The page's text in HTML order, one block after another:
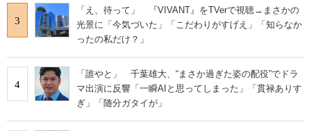
3
「え、待って」 『VIVANT』をTVerで視聴→まさかの
光景に「今気づいた」「こだわりがすげえ」「知らなか
ったの私だけ？」
4
「誰やと」 千葉雄大、“まさか過ぎた姿の配役”でドラ
マ出演に反響「一瞬AIと思ってしまった」「貫禄ありす
ぎ」「随分ガタイが」